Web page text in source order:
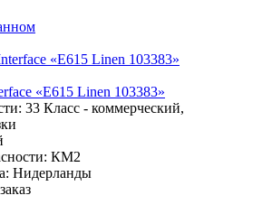
«E615 Linen 103383»
33 Класс - коммерческий,
КМ2
Нидерланды